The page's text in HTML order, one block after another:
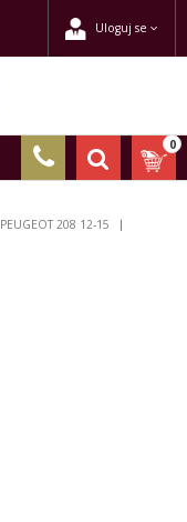
Uloguj se
0
PEUGEOT 208 12-15